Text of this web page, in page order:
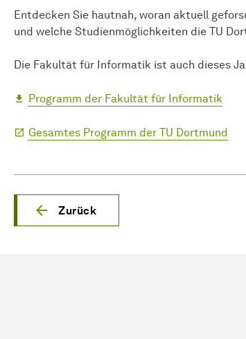
Entdecken Sie hautnah, woran aktuell
und welche Studienmöglichkeiten die TU
Die Fakultät für Informatik ist auch dieses
Programm der Fakultät für Informatik
Gesamtes Programm der TU Dortmund
Zurück